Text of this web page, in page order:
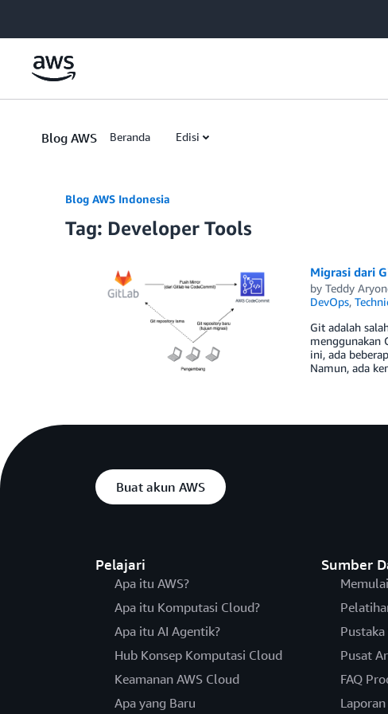
Blog AWS Beranda Edisi
Blog AWS Indonesia
Tag: Developer Tools
Migrasi dari
by Teddy
DevOps,
Git adalah
menggunakan
ini, ada
Namun, ada
Buat akun AWS
Pelajari
Apa itu AWS?
Apa itu Komputasi Cloud?
Apa itu AI Agentik?
Hub Konsep Komputasi Cloud
Keamanan AWS Cloud
Apa yang Baru
Sumber
Memulai
Pusat
FAQ